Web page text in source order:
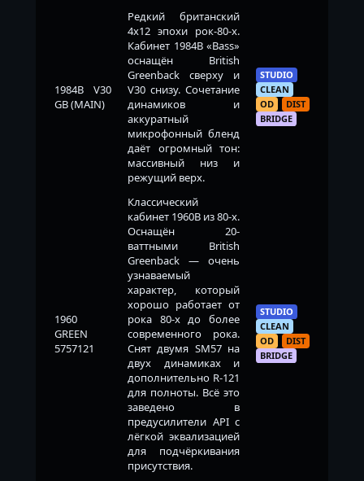
1984B V30
GB (MAIN)
Редкий британский
4x12 эпохи рок-80-х.
Кабинет 1984B «Bass»
оснащён British
Greenback сверху и
V30 снизу. Сочетание
динамиков и
аккуратный
микрофонный бленд
даёт огромный тон:
массивный низ и
режущий верх.
STUDIO
CLEAN
OD
DIST
BRIDGE
1960
GREEN
5757121
Классический
кабинет 1960B из 80-х.
Оснащён 20-
ваттными British
Greenback — очень
узнаваемый
характер, который
хорошо работает от
рока 80-х до более
современного рока.
Снят двумя SM57 на
двух динамиках и
дополнительно R-121
для полноты. Всё это
заведено в
предусилители API с
лёгкой эквализацией
для подчёркивания
присутствия.
STUDIO
CLEAN
OD
DIST
BRIDGE